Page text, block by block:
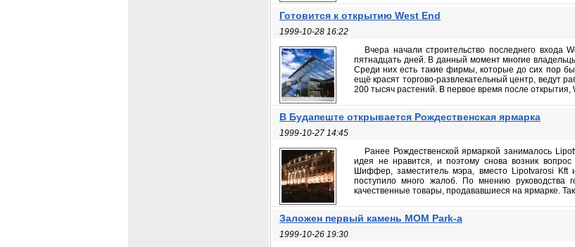
Готовится к открытию West End
1999-10-28 16:22
Вчера начали строительство последнего входа
пятнадцать дней. В данный момент многие
Среди них есть такие фирмы, которые до сих пор
ещё красят торгово-развлекательный центр, ведут
200 тысяч растений. В первое время после
В Будапеште открывается Рождественская ярмарка
1999-10-27 14:45
Ранее Рождественской ярмаркой занималось
идея не нравится, и поэтому снова возник
Шиффер, заместитель мэра, вместо Lipotvarosi Kft
поступило много жалоб. По мнению
качественные товары, продававшиеся на ярмарке.
Заложен первый камень МОМ Park-а
1999-10-26 19:30